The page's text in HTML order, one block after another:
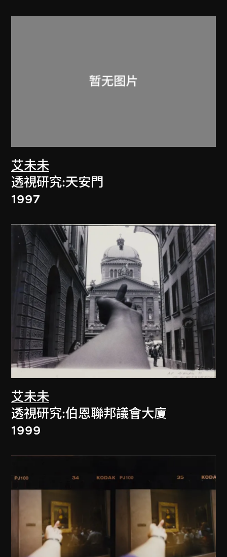
艾未未
透視研究:天安門
1997
艾未未
透視研究:伯恩聯邦議會大廈
1999